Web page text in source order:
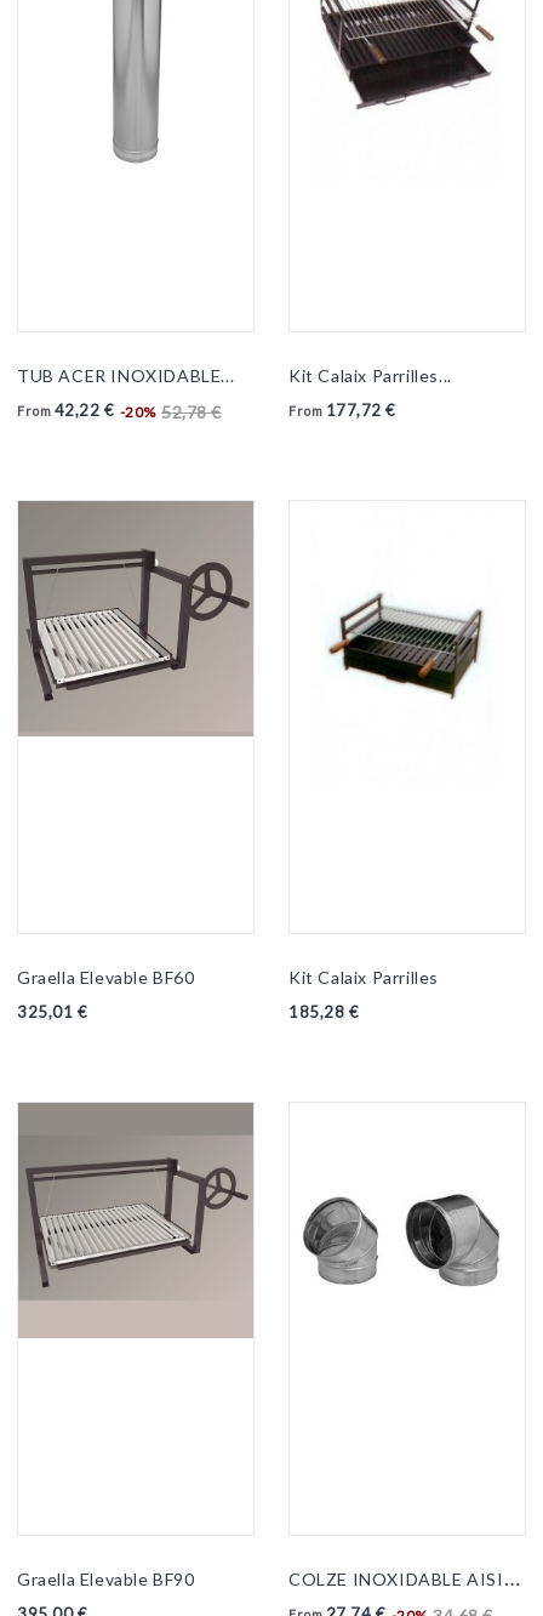
TUB ACER INOXIDABLE...
From 42,22 € -20% 52,78 €
Kit Calaix Parrilles...
From 177,72 €
Graella Elevable BF60
325,01 €
Kit Calaix Parrilles
185,28 €
Graella Elevable BF90 C
OLZE INOXIDABLE AISI-316